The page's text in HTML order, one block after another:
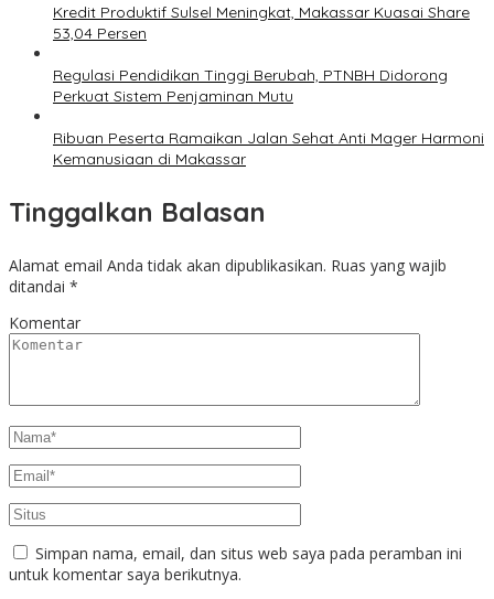
Kredit Produktif Sulsel Meningkat, Makassar Kuasai Share
53,04 Persen
Regulasi Pendidikan Tinggi Berubah, PTNBH Didorong
Perkuat Sistem Penjaminan Mutu
Ribuan Peserta Ramaikan Jalan Sehat Anti Mager Harmoni
Kemanusiaan di Makassar
Tinggalkan Balasan
Alamat email Anda tidak akan dipublikasikan. Ruas yang wajib
ditandai *
Komentar
Simpan nama, email, dan situs web saya pada peramban ini
untuk komentar saya berikutnya.